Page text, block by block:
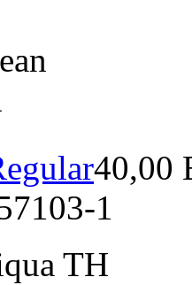
40,00
1
TH